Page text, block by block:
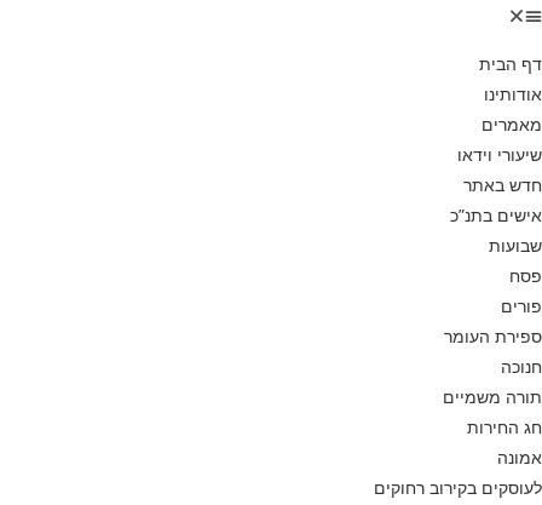
דף הבית
אודותינו
מאמרים
שיעורי וידאו
חדש באתר
אישים בתנ”כ
שבועות
פסח
פורים
ספירת העומר
חנוכה
תורה משמיים
חג החירות
אמונה
לעוסקים בקירוב רחוקים